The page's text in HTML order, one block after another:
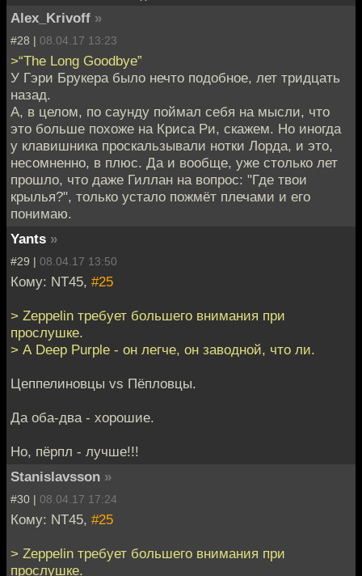
Alex_Krivoff »
#28 | 08.04.17 13:23
>“The Long Goodbye”
У Гэри Брукера было нечто подобное, лет тридцать
назад.
А, в целом, по саунду поймал себя на мысли, что
это больше похоже на Криса Ри, скажем. Но иногда
у клавишника проскальзывали нотки Лорда, и это,
несомненно, в плюс. Да и вообще, уже столько лет
прошло, что даже Гиллан на вопрос: "Где твои
крылья?", только устало пожмёт плечами и его
понимаю.
Yants »
#29 | 08.04.17 13:50
Кому: NT45, #25
> Zeppelin требует большего внимания при
прослушке.
> А Deep Purple - он легче, он заводной, что ли.
Цеппелиновцы vs Пёпловцы.
Да оба-два - хорошие.
Но, пёрпл - лучше!!!
Stanislavsson »
#30 | 08.04.17 17:24
Кому: NT45, #25
> Zeppelin требует большего внимания при
прослушке.